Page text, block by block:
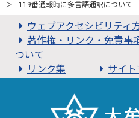
119番通報時に多言語通訳について
ウェブアクセシビリティ
著作権・リンク・免責事
ついて
リンク集
サイ